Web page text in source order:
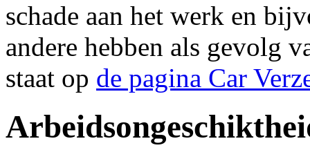
schade aan het werk en
andere hebben als gevolg
staat op de pagina Car